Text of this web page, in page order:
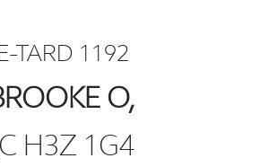
TARD 1192
O,
H3Z 1G4